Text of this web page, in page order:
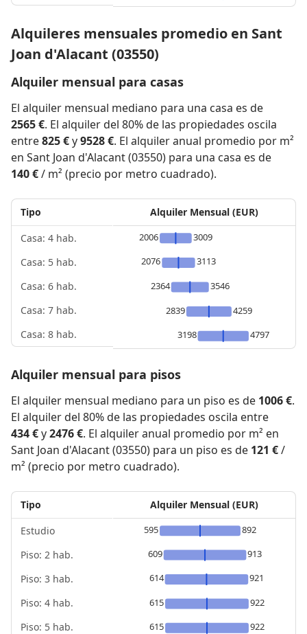
Alquileres mensuales promedio en Sant
Joan d'Alacant (03550)
Alquiler mensual para casas
El alquiler mensual mediano para una casa es de
2565 €. El alquiler del 80% de las propiedades oscila
entre825 €y9528 €. El alquiler anual promedio por m²
en Sant Joan d'Alacant (03550) para una casa es de
140 €/ m² (precio por metro cuadrado).
Tipo
Casa: 4 hab.
Casa: 5 hab.
Casa: 6 hab.
Casa: 7 hab.
Casa: 8 hab.
Alquiler Mensual (EUR)
2006
3009
2076
3113
2364
3546
2839
4259
3198
4797
Alquiler mensual para pisos
El alquiler mensual mediano para un piso es de 1006 €.
El alquiler del 80% de las propiedades oscila entre
434 €y2476 €. El alquiler anual promedio por m² en
Sant Joan d'Alacant (03550) para un piso es de 121 €/
m² (precio por metro cuadrado).
Tipo
Estudio
Piso: 2 hab.
Piso: 3 hab.
Piso: 4 hab.
Piso: 5 hab.
Alquiler Mensual (EUR)
595
892
609
913
614
921
615
922
615
922